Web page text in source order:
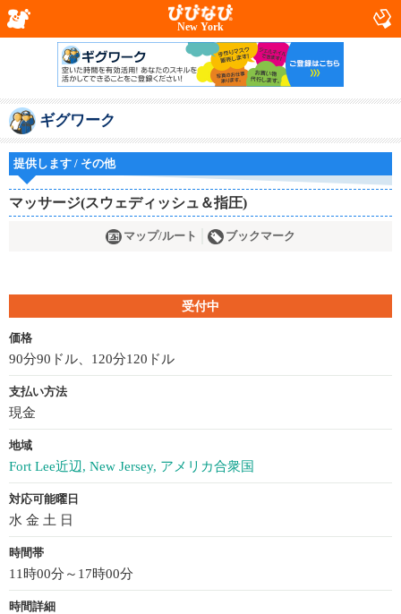
New York
ギグワーク
提供します / その他
マッサージ(スウェディッシュ＆指圧)
マップ/ルート ブックマーク
受付中
価格
90分90ドル、120分120ドル
支払い方法
現金
地域
Fort Lee近辺, New Jersey, アメリカ合衆国
対応可能曜日
水 金 土 日
時間帯
11時00分～17時00分
時間詳細